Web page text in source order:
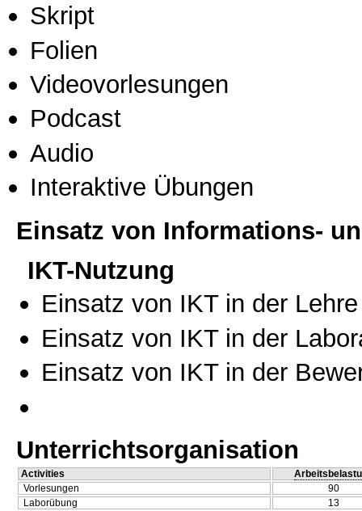
Skript
Folien
Videovorlesungen
Podcast
Audio
Interaktive Übungen
Einsatz von Informations-
IKT-Nutzung
Einsatz von IKT in der Lehre
Einsatz von IKT in der
Einsatz von IKT in der
Unterrichtsorganisation
Activities
Vorlesungen
90
Laborübung
13